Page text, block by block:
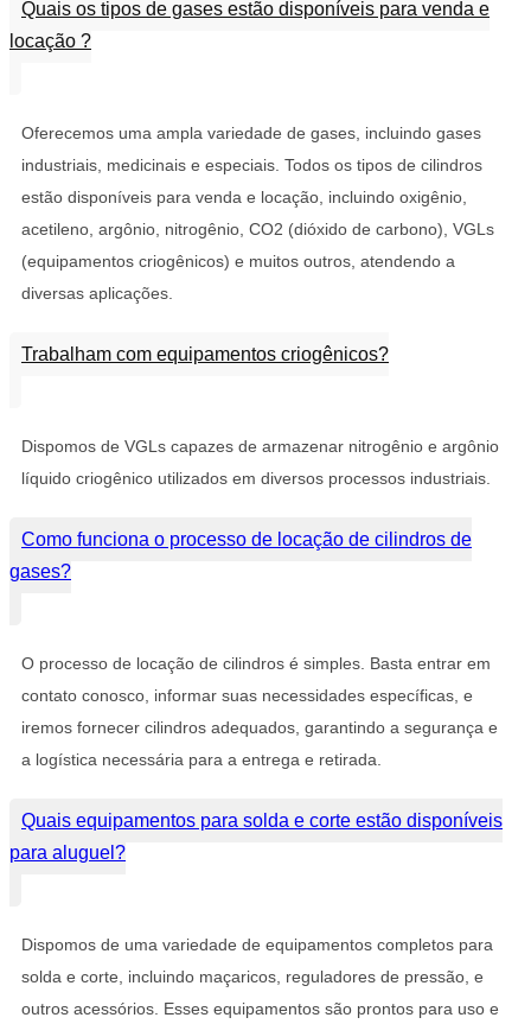
Quais os tipos de gases estão disponíveis para venda e
locação ?
Oferecemos uma ampla variedade de gases, incluindo gases
industriais, medicinais e especiais. Todos os tipos de cilindros
estão disponíveis para venda e locação, incluindo oxigênio,
acetileno, argônio, nitrogênio, CO2 (dióxido de carbono), VGLs
(equipamentos criogênicos) e muitos outros, atendendo a
diversas aplicações.
Trabalham com equipamentos criogênicos?
Dispomos de VGLs capazes de armazenar nitrogênio e argônio
líquido criogênico utilizados em diversos processos industriais.
Como funciona o processo de locação de cilindros de
gases?
O processo de locação de cilindros é simples. Basta entrar em
contato conosco, informar suas necessidades específicas, e
iremos fornecer cilindros adequados, garantindo a segurança e
a logística necessária para a entrega e retirada.
Quais equipamentos para solda e corte estão disponíveis
para aluguel?
Dispomos de uma variedade de equipamentos completos para
solda e corte, incluindo maçaricos, reguladores de pressão, e
outros acessórios. Esses equipamentos são prontos para uso e